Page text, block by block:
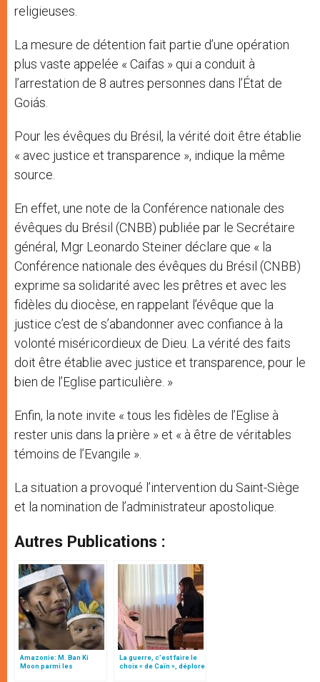
religieuses.
La mesure de détention fait partie d’une opération
plus vaste appelée « Caifas » qui a conduit à
l’arrestation de 8 autres personnes dans l’État de
Goiás.
Pour les évêques du Brésil, la vérité doit être établie
« avec justice et transparence », indique la même
source.
En effet, une note de la Conférence nationale des
évêques du Brésil (CNBB) publiée par le Secrétaire
général, Mgr Leonardo Steiner déclare que « la
Conférence nationale des évêques du Brésil (CNBB)
exprime sa solidarité avec les prêtres et avec les
fidèles du diocèse, en rappelant l’évêque que la
justice c’est de s’abandonner avec confiance à la
volonté miséricordieux de Dieu. La vérité des faits
doit être établie avec justice et transparence, pour le
bien de l’Eglise particulière. »
Enfin, la note invite « tous les fidèles de l’Eglise à
rester unis dans la prière » et « à être de véritables
témoins de l’Evangile ».
La situation a provoqué l’intervention du Saint-Siège
et la nomination de l’administrateur apostolique.
Autres Publications :
Amazonie: M. Ban Ki
Moon parmi les
La guerre, c’est faire le
choix « de Caïn », déplore